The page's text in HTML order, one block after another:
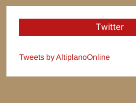
Twitter
Tweets by AltiplanoOnline